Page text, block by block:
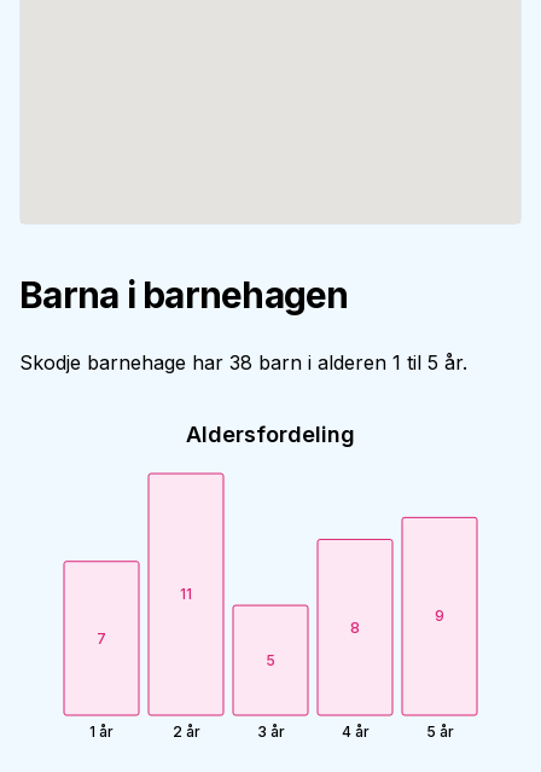
Barna i barnehagen
Skodje barnehage har 38 barn i alderen 1 til 5 år.
Aldersfordeling
7
1 år
11
2 år
5
3 år
8
4 år
9
5 år